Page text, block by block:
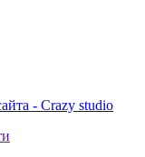
- Сrazy studio